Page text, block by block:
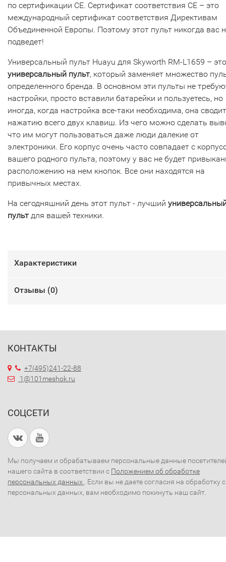
по сертификации CE. Сертификат соответствия СЕ – это
международный сертификат соответствия Директивам
Объединенной Европы. Поэтому этот пульт никогда вас
подведет!
Универсальный пульт Huayu для Skyworth RM-L1659 – это
универсальный пульт, который заменяет множество
определенного бренда. В основном эти пульты не
настройки, просто вставили батарейки и пользуетесь, но
иногда, когда настройка все-таки необходима, она
нажатию всего двух клавиш. Из чего можно сделать
что им могут пользоваться даже люди далекие от
электроники. Его корпус очень часто совпадает с
вашего родного пульта, поэтому у вас не будет
расположению на нем кнопок. Все они находятся на
привычных местах.
На сегодняшний день этот пульт - лучший
пульт для вашей техники.
Характеристики
Отзывы (0)
КОНТАКТЫ
+7(495)241-22-88
1@101meshok.ru
СОЦСЕТИ
Мы получаем и обрабатываем персональные данные
нашего сайта в соответствии с Положением об обработке
персональных данных . Если вы не даете согласия на обработку
персональных данных, вам необходимо покинуть наш сайт.